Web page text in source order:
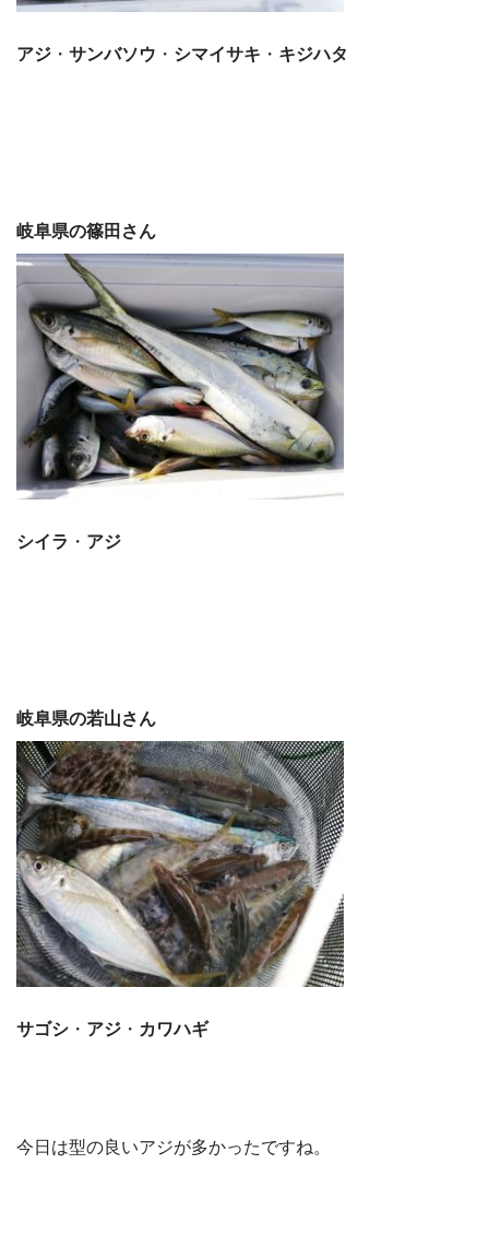
アジ ・ サンバソウ ・ シマイサキ ・ キジハタ
岐阜県の篠田さん
シイラ ・ アジ
岐阜県の若山さん
サゴシ ・ アジ ・ カワハギ
今日は型の良いアジが多かったですね。